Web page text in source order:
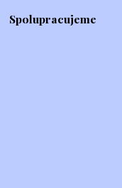
Spolupracujeme